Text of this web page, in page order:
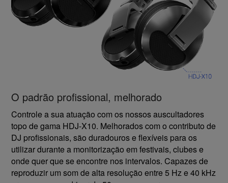
O padrão profissional, melhorado
Controle a sua atuação com os nossos auscultadores
topo de gama HDJ-X10. Melhorados com o contributo de
DJ profissionais, são duradouros e flexíveis para os
utilizar durante a monitorização em festivais, clubes e
onde quer que se encontre nos intervalos. Capazes de
reproduzir um som de alta resolução entre 5 Hz e 40 kHz